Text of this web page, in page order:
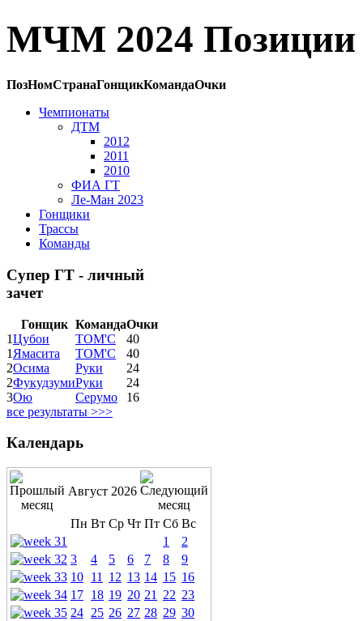
МЧМ 2024 Позиции
ПозНомСтранаГонщикКомандаОчки
Чемпионаты
ДТМ
2012
2011
2010
ФИА ГТ
Ле-Ман 2023
Гонщики
Трассы
Команды
Супер ГТ - личный
зачет
Гонщик КомандаОчки
1Цубои ТОМ'С
40
1 Ямасита ТОМ'С
40
2Осима Руки
24
2ФукудзумиРуки
24
3Ою Серумо
16
все результаты >>>
Календарь
Август 2026
Пн Вт Ср Чт Пт Сб Вс
1
2
3
4 5 6 7 8
9
10 11 12 13 14 15 16
17 18 19 20 21 22 23
24 25 26 27 28 29 30